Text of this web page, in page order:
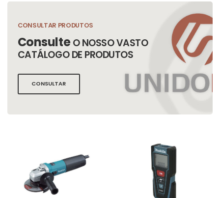
CONSULTAR PRODUTOS
ConsulteO NOSSO VASTO
CATÁLOGO DE PRODUTOS
CONSULTAR